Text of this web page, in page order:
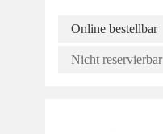
Online bestellbar
Nicht reservierbar